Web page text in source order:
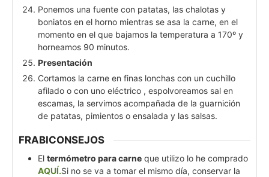
Ponemos una fuente con patatas, las chalotas y
boniatos en el horno mientras se asa la carne, en el
momento en el que bajamos la temperatura a 170º y
horneamos 90 minutos.
Presentación
Cortamos la carne en finas lonchas con un cuchillo
afilado o con uno eléctrico , espolvoreamos sal en
escamas, la servimos acompañada de la guarnición
de patatas, pimientos o ensalada y las salsas.
FRABICONSEJOS
El termómetro para carne que utilizo lo he comprado
AQUÍ.Si no se va a tomar el mismo día, conservar la